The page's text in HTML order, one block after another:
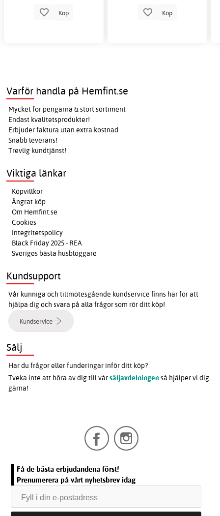
Köp Köp
Varför handla på Hemfint.se
Mycket för pengarna & stort sortiment
Endast kvalitetsprodukter!
Erbjuder faktura utan extra kostnad
Snabb leverans!
Trevlig kundtjänst!
Viktiga länkar
Köpvillkor
Ångrat köp
Om Hemfint.se
Cookies
Integritetspolicy
Black Friday 2025 - REA
Sveriges bästa husbloggare
Kundsupport
Vår kunniga och tillmötesgående kundservice finns här för att
hjälpa dig och svara på alla frågor som rör ditt köp!
Kundservice
Sälj
Har du frågor eller funderingar inför ditt köp?
Tveka inte att höra av dig till vårsäljavdelningen så hjälper vi dig
gärna!
Få de bästa erbjudandena först!
Prenumerera på vårt nyhetsbrev idag